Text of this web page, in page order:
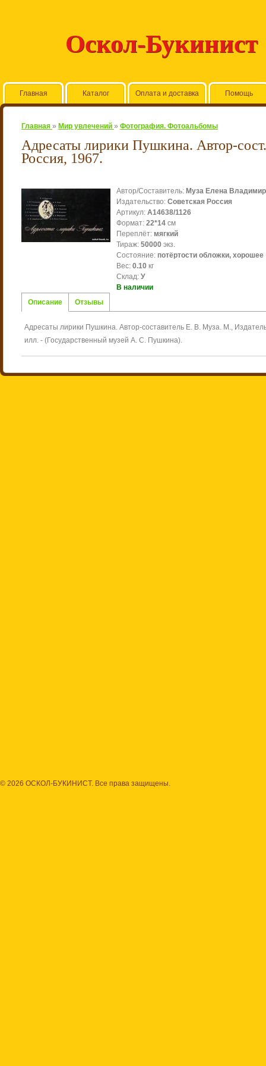
Оскол-Букинист
Главная Каталог Оплата и доставка Помощь
Главная » Мир увлечений » Фотография. Фотоальбомы
Адресаты лирики Пушкина. Автор-
Россия, 1967.
Автор/Составитель: Муза Елена
Издательство: Советская Россия
Артикул: А14638/1126
Формат: 22*14 см
Переплёт: мягкий
Тираж: 50000 экз.
Состояние: потёртости обложки, хорошее
Вес: 0.10 кг
Склад: У
В наличии
Описание
Отзывы
Адресаты лирики Пушкина. Автор-составитель Е. В. Муза. М.,
илл. - (Государственный музей А. С. Пушкина).
© 2026 ОСКОЛ-БУКИНИСТ. Все права защищены.